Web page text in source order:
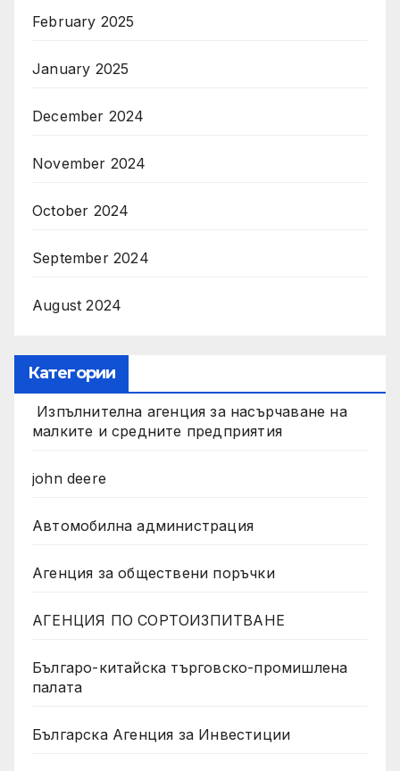
February 2025
January 2025
December 2024
November 2024
October 2024
September 2024
August 2024
Категории
Изпълнителна агенция за насърчаване на
малките и средните предприятия
john deere
Автомобилна администрация
Агенция за обществени поръчки
АГЕНЦИЯ ПО СОРТОИЗПИТВАНЕ
Българо-китайска търговско-промишлена
палата
Българска Агенция за Инвестиции